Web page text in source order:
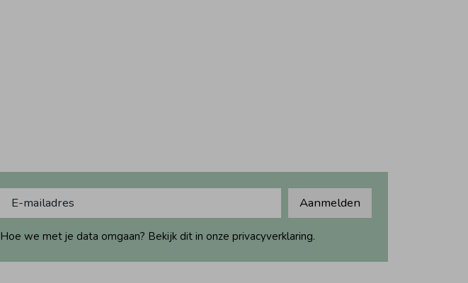
Aanmelden
Hoe we met je data omgaan? Bekijk dit in onze privacyverklaring.